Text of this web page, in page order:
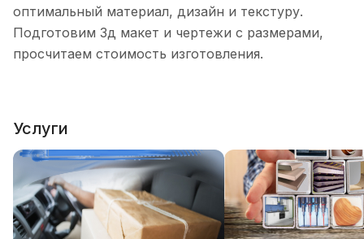
оптимальный материал, дизайн и текстуру.
Подготовим 3д макет и чертежи с размерами,
просчитаем стоимость изготовления.
Услуги